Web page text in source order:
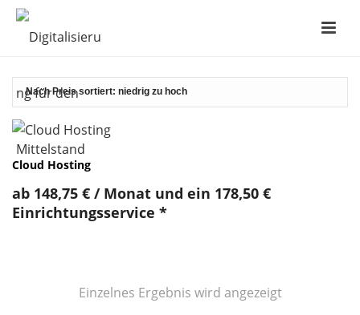
Cloud Hosting
ab 148,75 € / Monat und ein 178,50 €
Einrichtungsservice *
Einzelnes Ergebnis wird angezeigt